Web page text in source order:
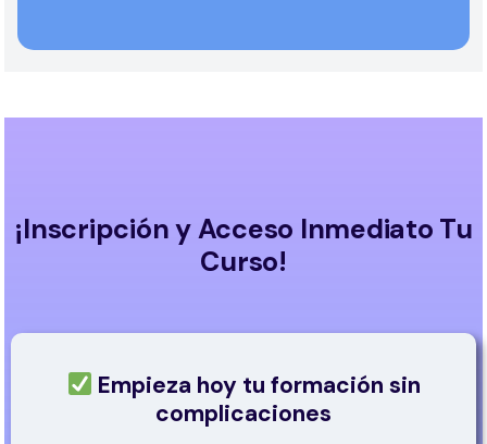
¡Inscripción y Acceso Inmediato Tu
Curso!
Empieza hoy tu formación sin
complicaciones